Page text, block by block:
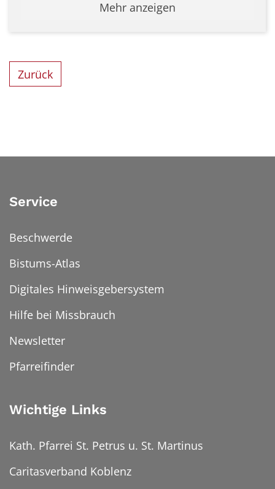
Mehr anzeigen
Zurück
Service
Beschwerde
Bistums-Atlas
Digitales Hinweisgebersystem
Hilfe bei Missbrauch
Newsletter
Pfarreifinder
Wichtige Links
Kath. Pfarrei St. Petrus u. St. Martinus
Caritasverband Koblenz